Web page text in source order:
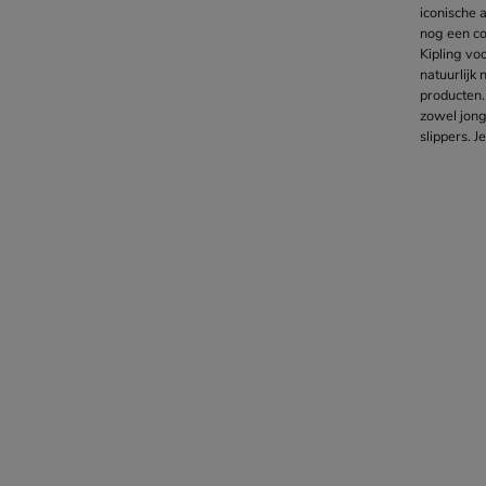
iconische
nog een
Kipling
natuurlijk
zowel
slippers.